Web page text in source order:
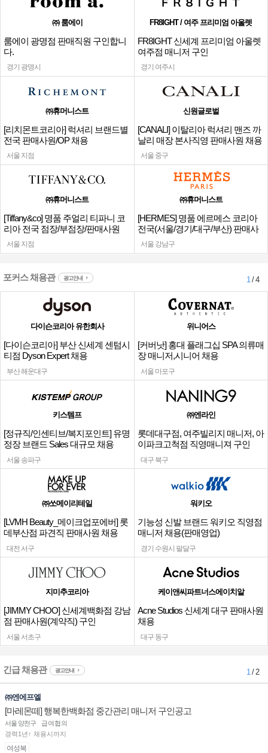
㈜ 룸에이
룸에이 광명점 판매직원 구인합니
다.
경기 광명시
FR8IGHT / 여주 프리미엄 아울렛
FR8IGHT 신세계 프리미엄 아울렛
여주점 매니저 구인
경기 여주시
㈜휴머니스트
[리치몬트코리아] 럭셔리 브랜드별
전국 판매사원/OP 채용
서울 지점
신원글로벌
[CANALI] 이탈리아 럭셔리 맨즈 까
날리 매장 본사직영 판매사원 채용
서울 중구
㈜휴머니스트
[Tiffany&co] 명품 주얼리 티파니 코
리아 전국 점장/부점장/판매사원
서울 지점
㈜휴머니스트
[HERMES] 명품 에르메스 코리아
전국(서울/경기/대구/부산) 판매사
원
서울 강남구
포커스 채용관 광고안내 1/ 4
다이슨코리아 유한회사
[다이슨코리아] 부산 신세계 센텀시
티점 Dyson Expert 채용
부산 해운대구
위니어스
[커버낫] 홍대 플래그십 SPA 의류매
장 매니저,시니어 채용
서울 마포구
키스템프
[정규직/인센티브/복지포인트] 유명
정장 브랜드 Sales 대규모 채용
서울 송파구
㈜엔라인
롯데대구점, 여주빌리지 매니저, 아
이파크고척점 직영매니져 구인
대구 북구
㈜쏘메이리테일
[LVMH Beauty_메이크업포에버] 롯
데부산점 파견직 판매사원 채용
대전 서구
워키오
기능성 신발 브랜드 워키오 직영점
매니저 채용(판매영업)
경기 수원시 팔달구
지미추코리아
[JIMMY CHOO] 신세계백화점 강남
점 판매사원(계약직) 구인
서울 서초구
케이앤씨파트너스에이치알
Acne Studios 신세계 대구 판매사원
채용
대구 동구
긴급 채용관 광고안내 1/ 2
㈜엔에프엘
[마레몬떼] 행복한백화점 중간관리 매니저 구인공고
서울 양천구
급여협의
경력1년↑ 채용시까지
여성복